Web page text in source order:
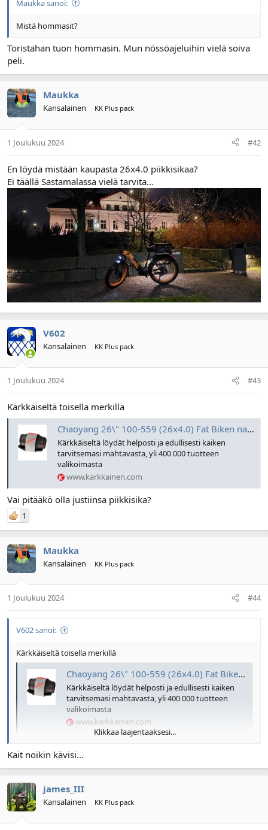
t
a
j
ä
r
Maukka sanoi:
Mistä hommasit?
Toristahan tuon hommasin. Mun nössöajeluihin vielä soiva
peli.
Maukka
Kansalainen KK Plus pack
1 Joulukuu 2024 #42
En löydä mistään kaupasta 26x4.0 piikkisikaa?
Ei täällä Sastamalassa vielä tarvita...
V602
Kansalainen KK Plus pack
1 Joulukuu 2024 #43
Kärkkäiseltä toisella merkillä
Chaoyang 26\" 100-559 (26x4.0) Fat Biken nastarengas | Karkkainen.com verkkokauppa
Kärkkäiseltä löydät helposti ja edullisesti kaiken
tarvitsemasi mahtavasta, yli 400 000 tuotteen
valikoimasta
www.karkkainen.com
Vai pitääkö olla justiinsa piikkisika?
1
Maukka
Kansalainen KK Plus pack
1 Joulukuu 2024 #44
V602 sanoi:
Kärkkäiseltä toisella merkillä
Chaoyang 26\" 100-559 (26x4.0) Fat Biken nastarengas | Karkkainen.com verkkokauppa
Kärkkäiseltä löydät helposti ja edullisesti kaiken
tarvitsemasi mahtavasta, yli 400 000 tuotteen
valikoimasta
www.karkkainen.com
Klikkaa laajentaaksesi...
Kait noikin kävisi...
james_III
Kansalainen KK Plus pack